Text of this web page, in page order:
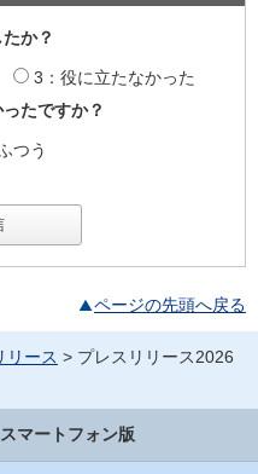
か？
3：役に立たなかった
たですか？
つう
ページの先頭へ戻る
リース > プレスリリース2026
スマートフォン版